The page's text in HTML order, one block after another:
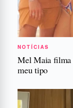
NOTÍCIAS
Mel Maia filma
meu tipo